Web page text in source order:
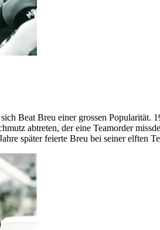
Beat Breu einer grossen
abtreten, der eine Teamorder
später feierte Breu bei seiner elften